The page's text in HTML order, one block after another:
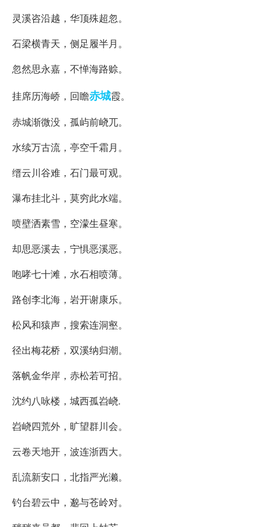
灵溪咨沿越，华顶殊超忽。
石梁横青天，侧足履半月。
忽然思永嘉，不惮海路赊。
挂席历海峤，回瞻赤城霞。
赤城渐微没，孤屿前峣兀。
水续万古流，亭空千霜月。
缙云川谷难，石门最可观。
瀑布挂北斗，莫穷此水端。
喷壁洒素雪，空濛生昼寒。
却思恶溪去，宁惧恶溪恶。
咆哮七十滩，水石相喷薄。
路创李北海，岩开谢康乐。
松风和猿声，搜索连洞壑。
径出梅花桥，双溪纳归潮。
落帆金华岸，赤松若可招。
沈约八咏楼，城西孤岧峣.
岧峣四荒外，旷望群川会。
云卷天地开，波连浙西大。
乱流新安口，北指严光濑。
钓台碧云中，邈与苍岭对。